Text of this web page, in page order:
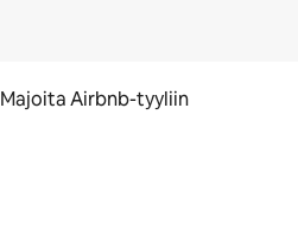
Majoita Airbnb-tyyliin